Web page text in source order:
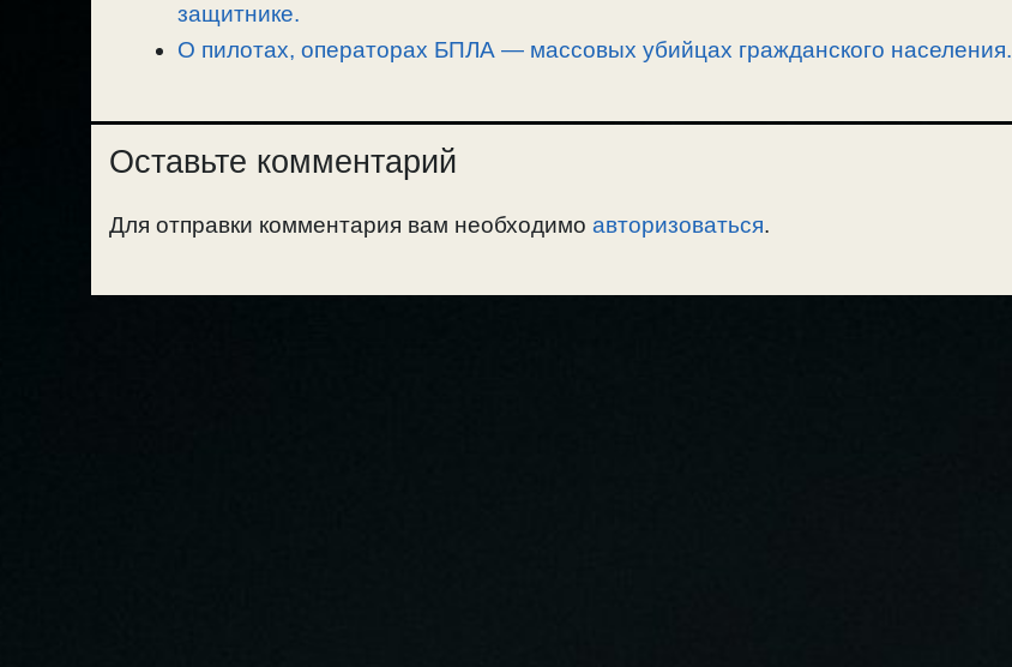
защитнике.
О пилотах, операторах БПЛА — массовых убийцах гражданского населения.
Оставьте комментарий
Для отправки комментария вам необходимо авторизоваться.